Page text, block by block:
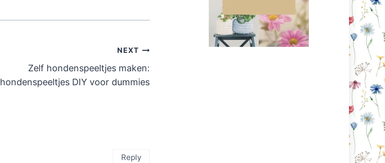
NEXT
Zelf hondenspeeltjes maken:
hondenspeeltjes DIY voor dummies
Reply